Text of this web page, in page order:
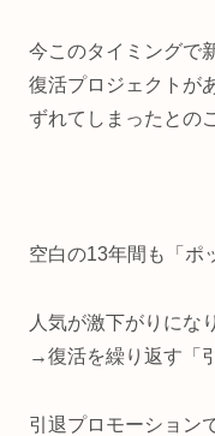
今このタイミングで
復活プロジェクトが
ずれてしまったとの
空白の13年間も「ポ
人気が激下がりにな
→復活を繰り返す「
引退プロモーション